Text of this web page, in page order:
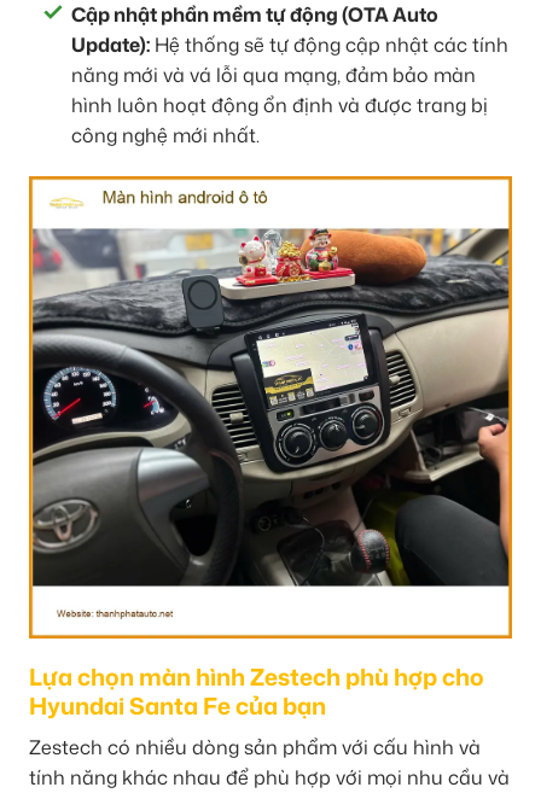
Cập nhật phần mềm tự động (OTA Auto
Update): Hệ thống sẽ tự động cập nhật các tính
năng mới và vá lỗi qua mạng, đảm bảo màn
hình luôn hoạt động ổn định và được trang bị
công nghệ mới nhất.
Lựa chọn màn hình Zestech phù hợp cho
Hyundai Santa Fe của bạn
Zestech có nhiều dòng sản phẩm với cấu hình và
tính năng khác nhau để phù hợp với mọi nhu cầu và